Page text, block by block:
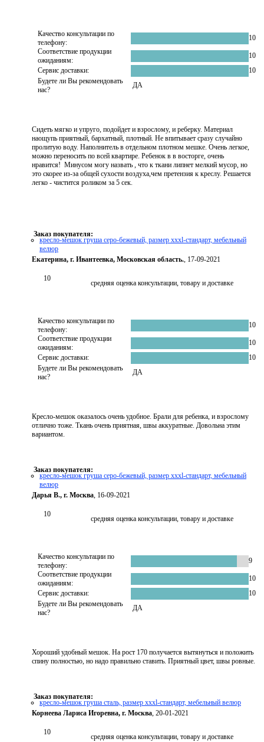
Качество консультации по
телефону:
10
Соответствие продукции
ожиданиям:
10
Сервис доставки:
10
Будете ли Вы рекомендовать
нас?
ДА
Сидеть мягко и упруго, подойдет и взрослому, и реберку. Материал
наощупь приятный, бархатный, плотный. Не впитывает сразу случайно
пролитую воду. Наполнитель в отдельном плотном мешке. Очень легкое,
можно переносить по всей квартире. Ребенок в в восторге, очень
нравится! Минусом могу назвать , что к ткани липнет мелкий мусор, но
это скорее из-за общей сухости воздуха,чем претензия к креслу. Решается
легко - чистится роликом за 5 сек.
Заказ покупателя:
кресло-мешок груша серо-бежевый, размер xххl-стандарт, мебельный
велюр
Екатерина, г. Ивантеевка, Московская область., 17-09-2021
10
средняя оценка консультации, товару и доставке
Качество консультации по
телефону:
10
Соответствие продукции
ожиданиям:
10
Сервис доставки:
10
Будете ли Вы рекомендовать
нас?
ДА
Кресло-мешок оказалось очень удобное. Брали для ребенка, и взрослому
отлично тоже. Ткань очень приятная, швы аккуратные. Довольна этим
вариантом.
Заказ покупателя:
кресло-мешок груша серо-бежевый, размер xххl-стандарт, мебельный
велюр
Дарья В., г. Москва, 16-09-2021
10
средняя оценка консультации, товару и доставке
Качество консультации по
телефону:
9
Соответствие продукции
ожиданиям:
10
Сервис доставки:
10
Будете ли Вы рекомендовать
нас?
ДА
Хороший удобный мешок. На рост 170 получается вытянуться и положить
спину полностью, но надо правильно ставить. Приятный цвет, швы ровные.
Заказ покупателя:
кресло-мешок груша сталь, размер xххl-стандарт, мебельный велюр
Корнеева Лариса Игоревна, г. Москва, 20-01-2021
10
средняя оценка консультации, товару и доставке